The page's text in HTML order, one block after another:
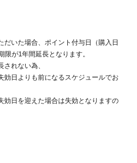
いた場合、ポイント付与日（購入日
が1年間延長となります。
れない為、
効日よりも前になるスケジュールでお
効日を迎えた場合は失効となりますの